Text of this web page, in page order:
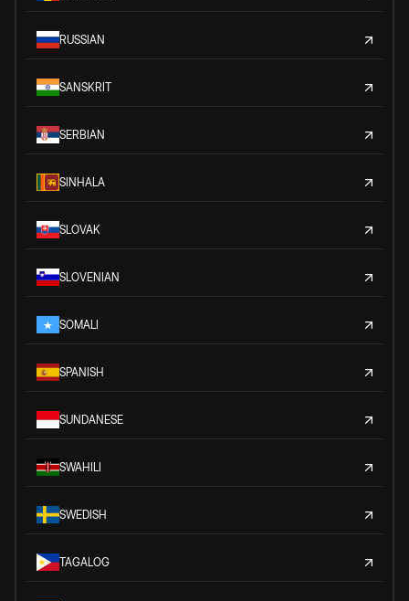
RUSSIAN
SANSKRIT
SERBIAN
SINHALA
SLOVAK
SLOVENIAN
SOMALI
SPANISH
SUNDANESE
SWAHILI
SWEDISH
TAGALOG